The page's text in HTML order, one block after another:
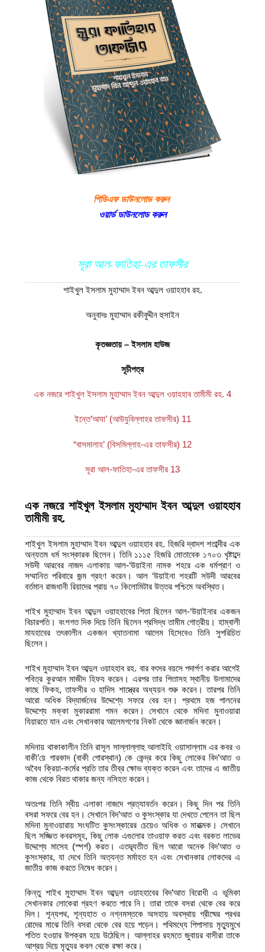
পিডিএফ ডাউনলোড করুন
ওয়ার্ড ডাউনলোড করুন
সূরা আল-ফাতিহা-এর তাফসীর
শাইখুল ইসলাম মুহাম্মাদ ইবন আব্দুল ওয়াহহাব রহ.
অনুবাদঃ মুহাম্মাদ রকীবুদ্দীন হুসাইন
কৃতজ্ঞতায় – ইসলাম হাউজ
সূচীপত্র
এক নজরে শাইখুল ইসলাম মুহাম্মাদ ইবন আব্দুল ওয়াহহাব তামীমী রহ. 4
ইন্তে’আযা’ (আউযুবিল্লাহর তাফসীর) 11
“বাসমালাহ’ (বিসমিল্লাহ-এর তাফসীর) 12
সূরা আল-ফাতিহা-এর তাফসীর 13
এক নজরে শাইখুল ইসলাম মুহাম্মাদ ইবন আব্দুল ওয়াহহাব
তামীমী রহ.
শাইখুল ইসলাম মুহাম্মাদ ইবন আব্দুল ওয়াহহাব রহ. হিজরি দ্বাদশ শতাব্দীর এক
অন্যতম ধর্ম সংস্কারক ছিলেন। তিনি ১১১৫ হিজরি মোতাবেক ১৭০৩ খৃষ্টাব্দে
সউদী আরবের নাজদ এলাকায় আল-‘উয়াইনা নামক শহরে এক ধর্মপ্রাণ ও
সম্মানিত পরিবারে জন্ম গ্রহণ করেন। আল ‘উয়াইনা শহরটি সউদী আরবের
বর্তমান রাজধানী রিয়াদের প্রায় ৭০ কিলোমিটার উত্তর পশ্চিমে অবস্থিত।
শাইখ মুহাম্মাদ ইবন আব্দুল ওয়াহহাবের পিতা ছিলেন আল-‘উয়াইনার একজন
বিচারপতি। বংশগত দিক দিয়ে তিনি ছিলেন প্রসিদ্ধ তামীম গোত্রীয়। হাম্বালী
মাযহাবের তৎকালীন একজন খ্যাতনামা আলেম হিসেবেও তিনি সুপরিচিত
ছিলেন।
শাইখ মুহাম্মাদ ইবন আব্দুল ওয়াহহাব রহ. বার বৎসর বয়সে পদার্পণ করার আগেই
পবিত্র কুরআন মাজীদ হিফয করেন। এরপর তার পিতাসহ স্থানীয় উলামাদের
কাছে ফিকহ, তাফসীর ও হাদিস শাস্ত্রের অধ্যয়ন শুরু করেন। তারপর তিনি
আরো অধিক বিদ্যার্জনের উদ্দেশ্যে সফরে বের হন। প্রথমে হজ পালনের
উদ্দেশ্যে মক্কা মুকাররামা গমন করেন। সেখানে থেকে মদিনা মুনাওয়ারা
যিয়ারতে যান এবং সেখানকার আলেমগণের নিকট থেকে জ্ঞানার্জন করেন।
মদিনায় থাকাকালীন তিনি রাসূল সাল্লাল্লাহু আলাইহি ওয়াসাল্লাম এর কবর ও
বাকী’য়ে গারকাদ (বাকী গোরস্থান) কে কেন্দ্র করে কিছু লোকের বিদ’আত ও
অবৈধ ক্রিয়া-কর্মের প্রতি তার তীব্র ক্ষোভ ব্যক্ত করেন এবং তাদের এ জাতীয়
কাজ থেকে বিরত থাকার জন্য নসিহত করেন।
অতঃপর তিনি স্বীয় এলাকা নাজদে প্রত্যাবর্তন করেন। কিছু দিন পর তিনি
বসরা সফরে বের হন। সেখানে বিদ’আত ও কুসংস্কার যা দেখতে পেলেন তা ছিল
মদিনা মুনাওয়ারায় সংঘটিত কুসংস্কারের চেয়েও অধিক ও মারাত্মক। সেখানে
ছিল সজ্জিত কবরসমূহ, কিছু লোক এগুলোর তাওয়াফ করত এবং বরকত লাভের
উদ্দেশ্যে মাসেহ (স্পর্শ) করত। এতদ্ব্যতীত ছিল আরো অনেক বিদ’আত ও
কুসংস্কার, যা দেখে তিনি অত্যন্ত মর্মাহত হন এবং সেখানকার লোকদের এ
জাতীয় কাজ করতে নিষেধ করেন।
কিন্তু শাইখ মুহাম্মাদ ইবন আব্দুল ওয়াহহাবের বিদ’আত বিরোধী এ ভূমিকা
সেখানকার লোকেরা গ্রহণ করতে পারে নি। তারা তাকে বসরা থেকে বের করে
দিল। শূন্যপথ, শূন্যহাত ও নগ্নমস্তকে অসহায় অবস্থায় গ্রীষ্মের প্রখর
রোদের মাঝে তিনি বসরা থেকে বের হয়ে পড়েন। পথিমধ্যে পিপাসায় মৃত্যুমুখে
পতিত হওয়ার উপক্রম হয়ে উঠেছিল। আল্লাহর রহমতে জুবায়র বাসীরা তাকে
আশ্রয় দিয়ে মৃত্যুর কবল থেকে রক্ষা করে।